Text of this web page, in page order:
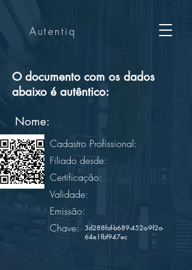
Autentiq
O documento com os dados
abaixo é autêntico:
Nome:
Cadastro Profissional:
Filiado desde:
Certificação:
Validade:
Emissão:
Chave:
3d288faf-b689-452a-9f2a-
64e1fbf947ec